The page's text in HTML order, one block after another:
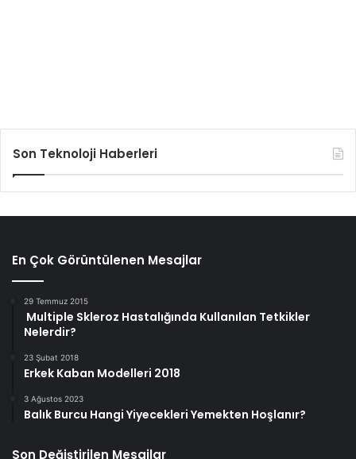
Son Teknoloji Haberleri
En Çok Görüntülenen Mesajlar
29 Temmuz 2015
Multiple Skleroz Hastalığında Kullanılan Tetkikler
Nelerdir?
23 Şubat 2018
Erkek Kaban Modelleri 2018
3 Ağustos 2023
Balık Burcu Hangi Yiyecekleri Yemekten Hoşlanır?
Son Değiştirilen Mesajlar